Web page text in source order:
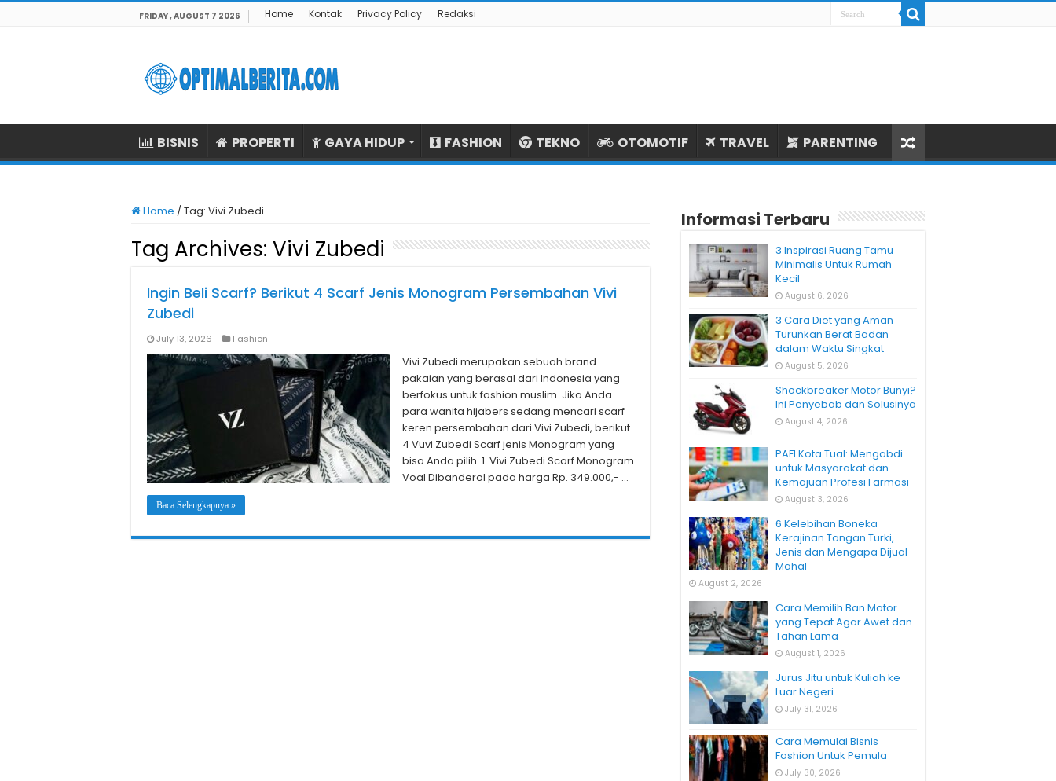
FRIDAY , AUGUST 7 2026 Home Kontak Privacy Policy Redaksi
BISNIS PROPERTI GAYA HIDUP FASHION TEKNO OTOMOTIF TRAVEL PARENTING
Home /Tag: Vivi Zubedi
Tag Archives: Vivi Zubedi
Ingin Beli Scarf? Berikut 4 Scarf Jenis Monogram Persembahan Vivi
Zubedi
July 13, 2026 Fashion
Vivi Zubedi merupakan sebuah brand
pakaian yang berasal dari Indonesia yang
berfokus untuk fashion muslim. Jika Anda
para wanita hijabers sedang mencari scarf
keren persembahan dari Vivi Zubedi, berikut
4 Vuvi Zubedi Scarf jenis Monogram yang
bisa Anda pilih. 1. Vivi Zubedi Scarf Monogram
Voal Dibanderol pada harga Rp. 349.000,- …
Baca Selengkapnya »
Informasi Terbaru
3 Inspirasi Ruang Tamu
Minimalis Untuk Rumah
Kecil
August 6, 2026
3 Cara Diet yang Aman
Turunkan Berat Badan
dalam Waktu Singkat
August 5, 2026
Shockbreaker Motor Bunyi?
Ini Penyebab dan Solusinya
August 4, 2026
PAFI Kota Tual: Mengabdi
untuk Masyarakat dan
Kemajuan Profesi Farmasi
August 3, 2026
6 Kelebihan Boneka
Kerajinan Tangan Turki,
Jenis dan Mengapa Dijual
Mahal
August 2, 2026
Cara Memilih Ban Motor
yang Tepat Agar Awet dan
Tahan Lama
August 1, 2026
Jurus Jitu untuk Kuliah ke
Luar Negeri
July 31, 2026
Cara Memulai Bisnis
Fashion Untuk Pemula
July 30, 2026